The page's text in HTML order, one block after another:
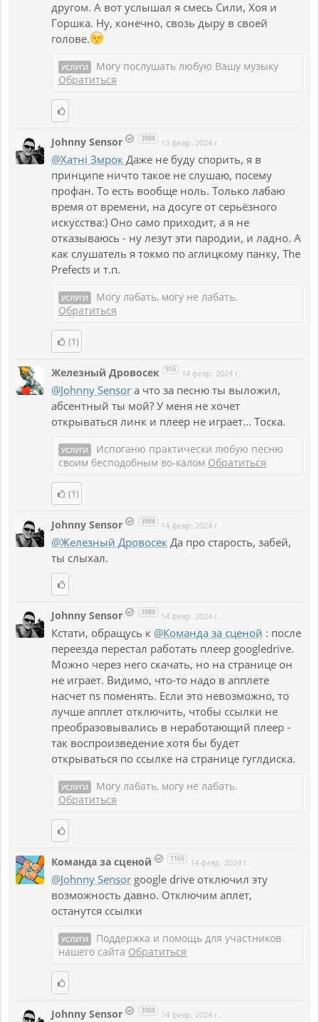
другом. А вот услышал я смесь Сили, Хоя и
Горшка. Ну, конечно, свозь дыру в своей
голове.
УСЛУГИ
Могу послушать любую Вашу музыку
Обратиться
Johnny Sensor 3988 13 февр. 2024 г.
@Хатнi Змрок Даже не буду спорить, я в
принципе ничто такое не слушаю, посему
профан. То есть вообще ноль. Только лабаю
время от времени, на досуге от серьёзного
искусства:) Оно само приходит, а я не
отказываюсь - ну лезут эти пародии, и ладно. А
как слушатель я токмо по аглицкому панку, The
Prefects и т.п.
УСЛУГИ
Могу лабать, могу не лабать.
Обратиться
(1)
Железный Дровосек 915 14 февр. 2024 г.
@Johnny Sensor а что за песню ты выложил,
абсентный ты мой? У меня не хочет
открываться линк и плеер не играет... Тоска.
УСЛУГИ
Испоганю практически любую песню
своим бесподобным во-калом Обратиться
(1)
Johnny Sensor 3988 14 февр. 2024 г.
@Железный Дровосек Да про старость, забей,
ты слыхал.
Johnny Sensor 3988 14 февр. 2024 г.
Кстати, обращусь к @Команда за сценой : после
переезда перестал работать плеер googledrive.
Можно через него скачать, но на странице он
не играет. Видимо, что-то надо в апплете
насчет ns поменять. Если это невозможно, то
лучше апплет отключить, чтобы ссылки не
преобразовывались в неработающий плеер -
так воспроизведение хотя бы будет
открываться по ссылке на странице гуглдиска.
УСЛУГИ
Могу лабать, могу не лабать.
Обратиться
Команда за сценой 1165 14 февр. 2024 г.
@Johnny Sensor google drive отключил эту
возможность давно. Отключим аплет,
останутся ссылки
УСЛУГИ
Поддержка и помощь для участников
нашего сайта Обратиться
Johnny Sensor 3988 14 февр. 2024 г.